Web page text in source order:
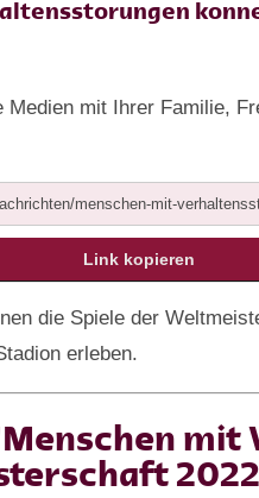
mit Ihrer Familie,
die Spiele der
erleben.
mit